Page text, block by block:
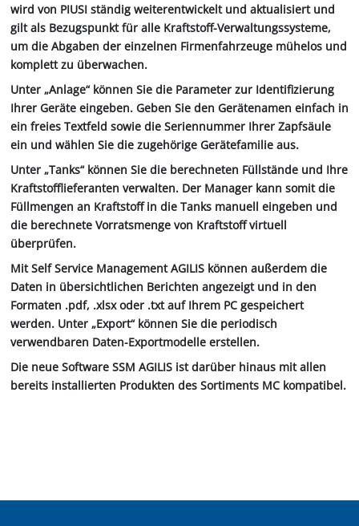
wird von PIUSI ständig weiterentwickelt und aktualisiert und
gilt als Bezugspunkt für alle Kraftstoff-Verwaltungssysteme,
um die Abgaben der einzelnen Firmenfahrzeuge mühelos und
komplett zu überwachen.
Unter „Anlage“ können Sie die Parameter zur Identifizierung
Ihrer Geräte eingeben. Geben Sie den Gerätenamen einfach in
ein freies Textfeld sowie die Seriennummer Ihrer Zapfsäule
ein und wählen Sie die zugehörige Gerätefamilie aus.
Unter „Tanks“ können Sie die berechneten Füllstände und Ihre
Kraftstofflieferanten verwalten. Der Manager kann somit die
Füllmengen an Kraftstoff in die Tanks manuell eingeben und
die berechnete Vorratsmenge von Kraftstoff virtuell
überprüfen.
Mit Self Service Management AGILIS können außerdem die
Daten in übersichtlichen Berichten angezeigt und in den
Formaten .pdf, .xlsx oder .txt auf Ihrem PC gespeichert
werden. Unter „Export“ können Sie die periodisch
verwendbaren Daten-Exportmodelle erstellen.
Die neue Software SSM AGILIS ist darüber hinaus mit allen
bereits installierten Produkten des Sortiments MC kompatibel.